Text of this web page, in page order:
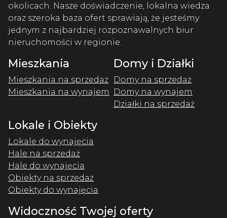
okolicach. Nasze doświadczenie, lokalna wiedza
oraz szeroka baza ofert sprawiają, że jesteśmy
jednym z najbardziej rozpoznawalnych biur
nieruchomości w regionie.
Mieszkania
Mieszkania na sprzedaż
Mieszkania na wynajem
Domy i Działki
Domy na sprzedaż
Domy na wynajem
Działki na sprzedaż
Lokale i Obiekty
Lokale do wynajęcia
Hale na sprzedaż
Hale do wynajęcia
Obiekty na sprzedaż
Obiekty do wynajęcia
Widoczność Twojej oferty